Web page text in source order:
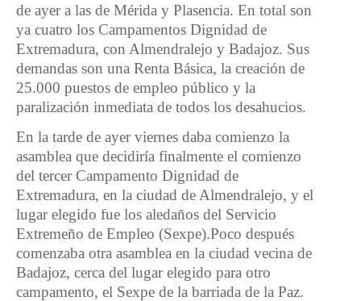
de ayer a las de Mérida y Plasencia. En total son
ya cuatro los Campamentos Dignidad de
Extremadura, con Almendralejo y Badajoz. Sus
demandas son una Renta Básica, la creación de
25.000 puestos de empleo público y la
paralización inmediata de todos los desahucios.
En la tarde de ayer viernes daba comienzo la
asamblea que decidiría finalmente el comienzo
del tercer Campamento Dignidad de
Extremadura, en la ciudad de Almendralejo, y el
lugar elegido fue los aledaños del Servicio
Extremeño de Empleo (Sexpe).Poco después
comenzaba otra asamblea en la ciudad vecina de
Badajoz, cerca del lugar elegido para otro
campamento, el Sexpe de la barriada de la Paz.